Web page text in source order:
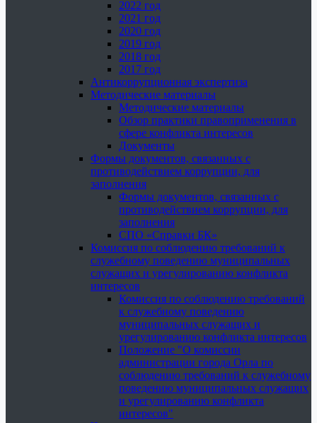
2022 год
2021 год
2020 год
2019 год
2018 год
2017 год
Антикоррупционная экспертиза
Методические материалы
Методические материалы
Обзор практики правоприменения в
сфере конфликта интересов
Документы
Формы документов, связанных с
противодействием коррупции, для
заполнения
Формы документов, связанных с
противодействием коррупции, для
заполнения
СПО «Справки БК»
Комиссия по соблюдению требований к
служебному поведению муниципальных
служащих и урегулированию конфликта
интересов
Комиссия по соблюдению требований
к служебному поведению
муниципальных служащих и
урегулированию конфликта интересов
Положение "О комиссии
администрации города Орла по
соблюдению требований к служебному
поведению муниципальных служащих
и урегулированию конфликта
интересов"